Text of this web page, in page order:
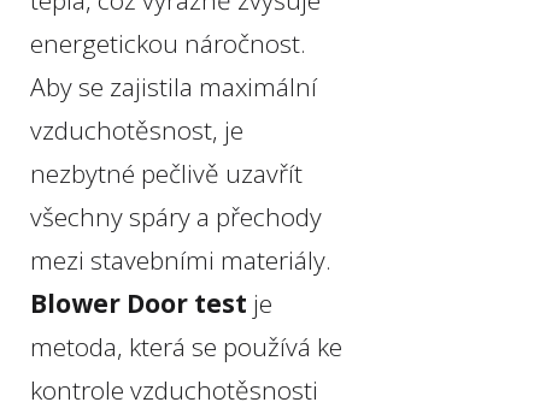
energetickou náročnost.
Aby se zajistila maximální
vzduchotěsnost, je
nezbytné pečlivě uzavřít
všechny spáry a přechody
mezi stavebními materiály.
Blower Door test je
metoda, která se používá ke
kontrole vzduchotěsnosti